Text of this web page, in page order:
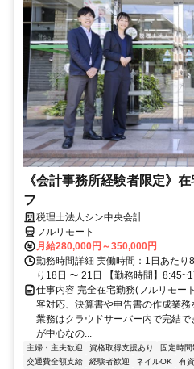
《会計事務所経験者限定》
フ
税理士法人シン中央会計
フルリモート
月給280,000円～350,000円
勤務時間詳細 実働時間：1日あたり
り18日 〜 21日 【勤務時間】
仕事内容 完全在宅勤務(フルリモー
客対応、決算書や申告書の作成業
業務はクラウドサーバー内で完結
が中心なの...
主婦・主夫歓迎 資格取得支援あり 固定時間
交通費全額支給
経験者歓迎 ネイルOK 有